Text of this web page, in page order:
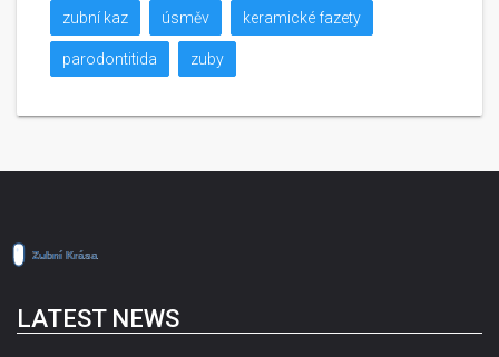
zubní kaz úsměv keramické fazety
parodontitida zuby
LATEST NEWS